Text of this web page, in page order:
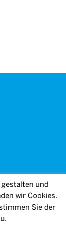
und
wir Cookies.
Sie der